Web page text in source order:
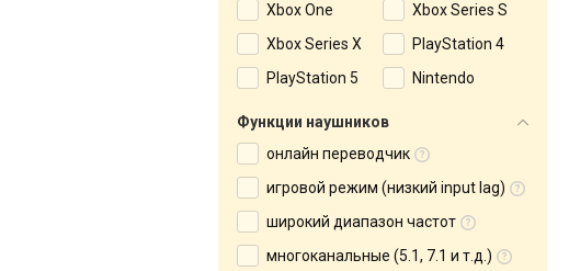
Xbox One
Xbox Series S
Xbox Series X
PlayStation 4
PlayStation 5
Nintendo
Функции наушников
онлайн переводчик
игровой режим (низкий input lag)
широкий диапазон частот
многоканальные (5.1, 7.1 и т.д.)